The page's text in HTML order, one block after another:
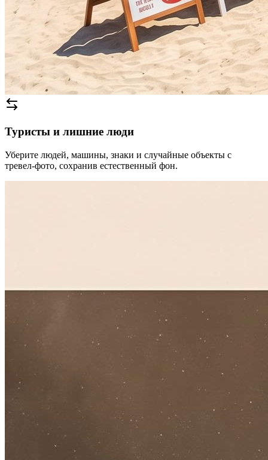
Туристы и лишние люди
Уберите людей, машины, знаки и случайные объекты с
тревел-фото, сохранив естественный фон.